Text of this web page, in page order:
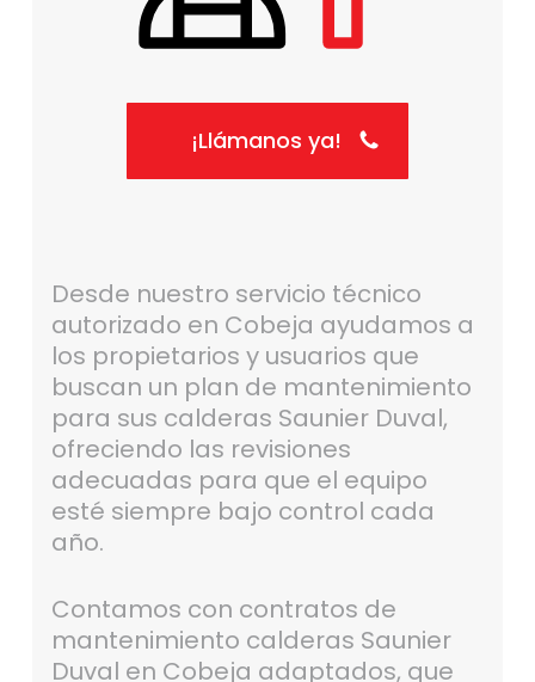
¡Llámanos ya!
Desde nuestro servicio técnico
autorizado en Cobeja ayudamos a
los propietarios y usuarios que
buscan un plan de mantenimiento
para sus calderas Saunier Duval,
ofreciendo las revisiones
adecuadas para que el equipo
esté siempre bajo control cada
año.
Contamos con contratos de
mantenimiento calderas Saunier
Duval en Cobeja adaptados, que